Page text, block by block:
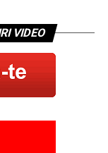
VIDEO